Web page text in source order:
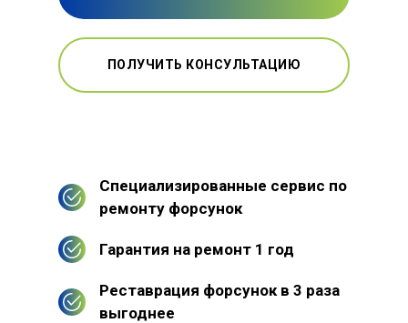
ПОЛУЧИТЬ КОНСУЛЬТАЦИЮ
Специализированные сервис по
ремонту форсунок
Гарантия на ремонт 1 год
Реставрация форсунок в 3 раза
выгоднее